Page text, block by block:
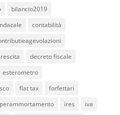
bilancio2019
contabilità
decreto fiscale
esterometro
flat tax
forfettari
ires
iva